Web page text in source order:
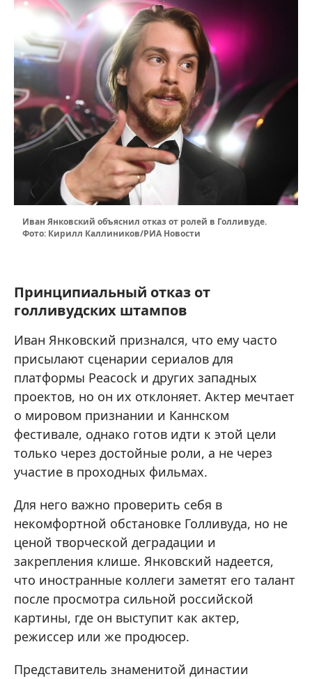
Иван Янковский объяснил отказ от ролей в Голливуде.
Фото: Кирилл Каллиников/РИА Новости
Принципиальный отказ от
голливудских штампов
Иван Янковский признался, что ему часто
присылают сценарии сериалов для
платформы Peacock и других западных
проектов, но он их отклоняет. Актер мечтает
о мировом признании и Каннском
фестивале, однако готов идти к этой цели
только через достойные роли, а не через
участие в проходных фильмах.
Для него важно проверить себя в
некомфортной обстановке Голливуда, но не
ценой творческой деградации и
закрепления клише. Янковский надеется,
что иностранные коллеги заметят его талант
после просмотра сильной российской
картины, где он выступит как актер,
режиссер или же продюсер.
Представитель знаменитой династии